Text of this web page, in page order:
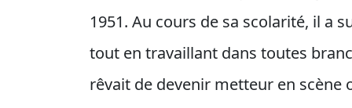
1951. Au cours de sa scolarité, il a
tout en travaillant dans toutes
rêvait de devenir metteur en scène